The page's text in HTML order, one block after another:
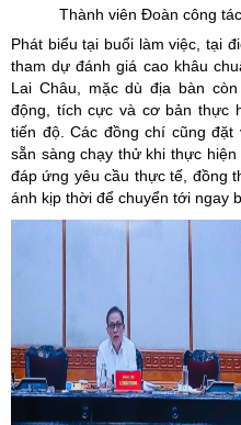
Thành viên Đoàn công
Phát biểu tại buổi làm việc, tại
tham dự đánh giá cao khâu
Lai Châu, mặc dù địa bàn
động, tích cực và cơ bản thực
tiến độ. Các đồng chí cũng đặt
sẵn sàng chạy thử khi thực
đáp ứng yêu cầu thực tế, đồng
ánh kịp thời để chuyển tới ngay